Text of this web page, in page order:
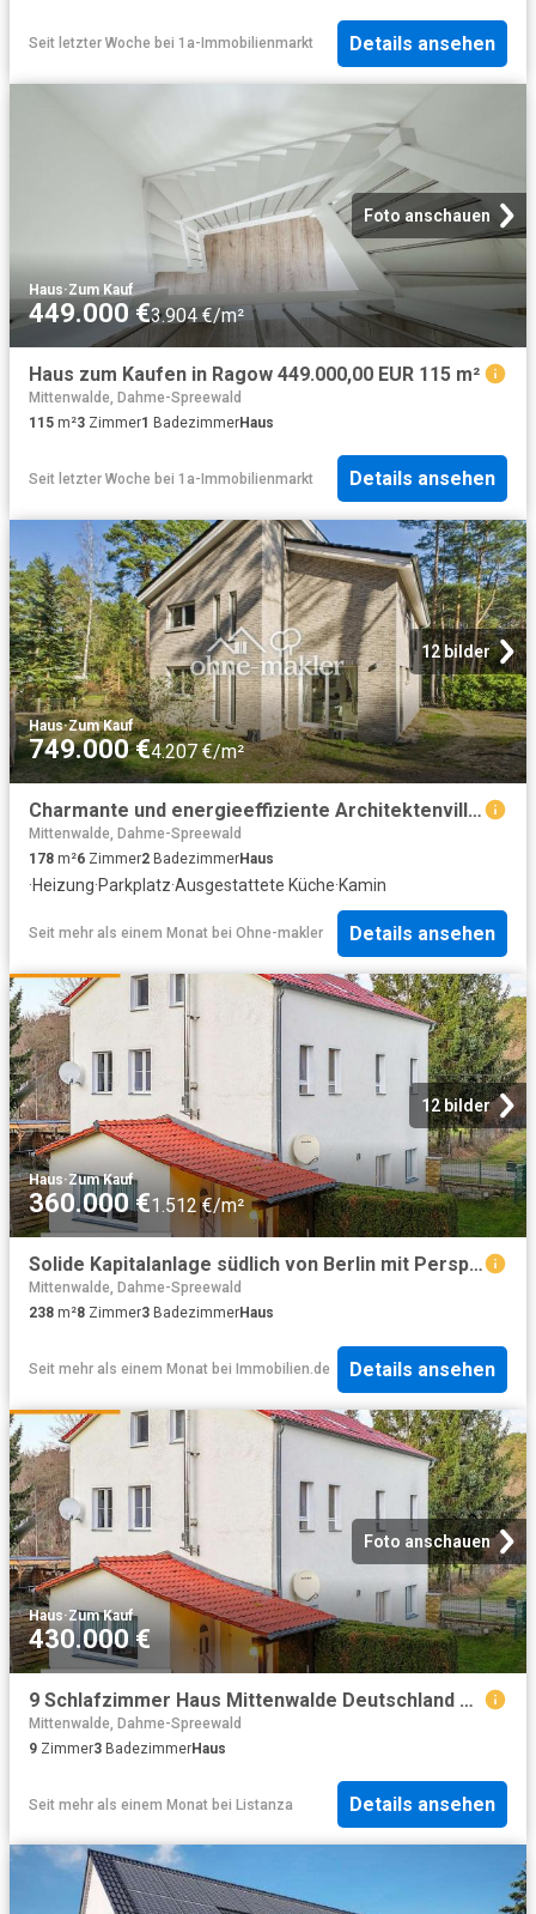
Seit letzter Woche bei 1a-Immobilienmarkt Details ansehen
Foto anschauen
Haus·Zum Kauf
449.000 €3.904 €/m²
Haus zum Kaufen in Ragow 449.000,00 EUR 115 m²
Mittenwalde, Dahme-Spreewald
115 m²3 Zimmer1 BadezimmerHaus
Seit letzter Woche bei 1a-Immobilienmarkt Details ansehen
12 bilder
Haus·Zum Kauf
749.000 €4.207 €/m²
Charmante und energieeffiziente Architektenvilla mit hochwertiger Ausstattung
Mittenwalde, Dahme-Spreewald
178 m²6 Zimmer2 BadezimmerHaus
·Heizung·Parkplatz·Ausgestattete Küche·Kamin
Seit mehr als einem Monat bei Ohne-makler Details ansehen
12 bilder
Haus·Zum Kauf
360.000 €1.512 €/m²
Solide Kapitalanlage südlich von Berlin mit Perspektive auf Eigenbedarf
Mittenwalde, Dahme-Spreewald
238 m²8 Zimmer3 BadezimmerHaus
Seit mehr als einem Monat bei Immobilien.de Details ansehen
Foto anschauen
Haus·Zum Kauf
430.000 €
9 Schlafzimmer Haus Mittenwalde Deutschland 99289186
Mittenwalde, Dahme-Spreewald
9 Zimmer3 BadezimmerHaus
Seit mehr als einem Monat bei Listanza Details ansehen